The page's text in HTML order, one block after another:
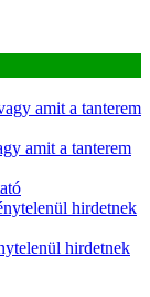
amit a tanterem
amit a tanterem
hirdetnek
hirdetnek